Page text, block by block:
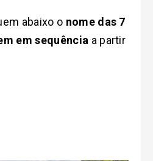
abaixo o nome das 7
em sequência a partir